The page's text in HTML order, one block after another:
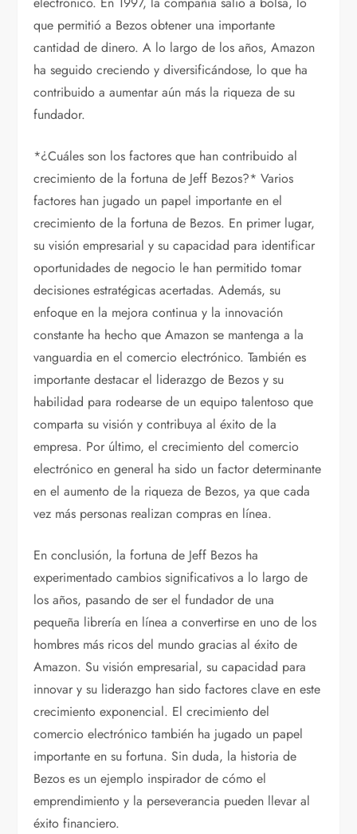
que permitió a Bezos obtener una importante
cantidad de dinero. A lo largo de los años, Amazon
ha seguido creciendo y diversificándose, lo que ha
contribuido a aumentar aún más la riqueza de su
fundador.
*¿Cuáles son los factores que han contribuido al
crecimiento de la fortuna de Jeff Bezos?* Varios
factores han jugado un papel importante en el
crecimiento de la fortuna de Bezos. En primer lugar,
su visión empresarial y su capacidad para identificar
oportunidades de negocio le han permitido tomar
decisiones estratégicas acertadas. Además, su
enfoque en la mejora continua y la innovación
constante ha hecho que Amazon se mantenga a la
vanguardia en el comercio electrónico. También es
importante destacar el liderazgo de Bezos y su
habilidad para rodearse de un equipo talentoso que
comparta su visión y contribuya al éxito de la
empresa. Por último, el crecimiento del comercio
electrónico en general ha sido un factor determinante
en el aumento de la riqueza de Bezos, ya que cada
vez más personas realizan compras en línea.
En conclusión, la fortuna de Jeff Bezos ha
experimentado cambios significativos a lo largo de
los años, pasando de ser el fundador de una
pequeña librería en línea a convertirse en uno de los
hombres más ricos del mundo gracias al éxito de
Amazon. Su visión empresarial, su capacidad para
innovar y su liderazgo han sido factores clave en este
crecimiento exponencial. El crecimiento del
comercio electrónico también ha jugado un papel
importante en su fortuna. Sin duda, la historia de
Bezos es un ejemplo inspirador de cómo el
emprendimiento y la perseverancia pueden llevar al
éxito financiero.